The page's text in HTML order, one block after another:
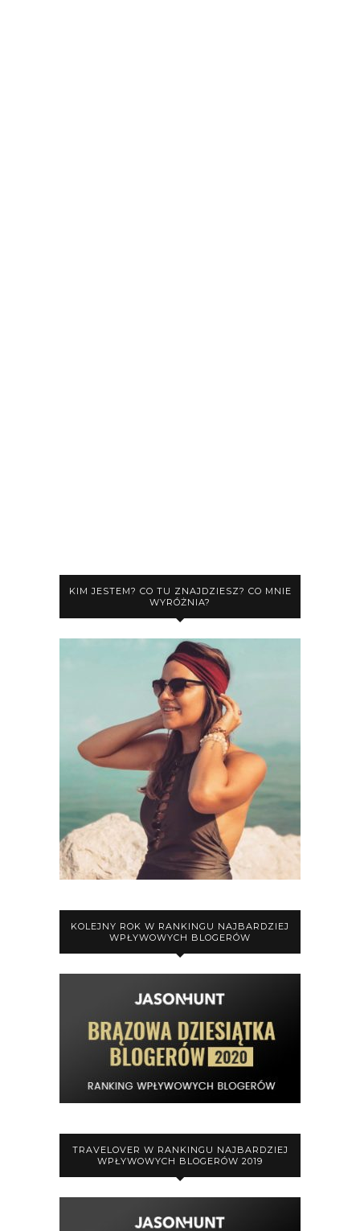
KIM JESTEM? CO TU ZNAJDZIESZ? CO MNIE
WYRÓŻNIA?
KOLEJNY ROK W RANKINGU NAJBARDZIEJ
WPŁYWOWYCH BLOGERÓW
TRAVELOVER W RANKINGU NAJBARDZIEJ
WPŁYWOWYCH BLOGERÓW 2019